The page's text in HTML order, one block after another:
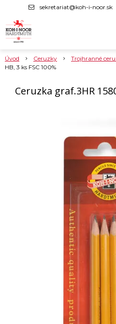
sekretariat@koh-i-noor.sk
Úvod Ceruzky Trojhranné
HB, 3 ks FSC 100%
Ceruzka graf.3HR